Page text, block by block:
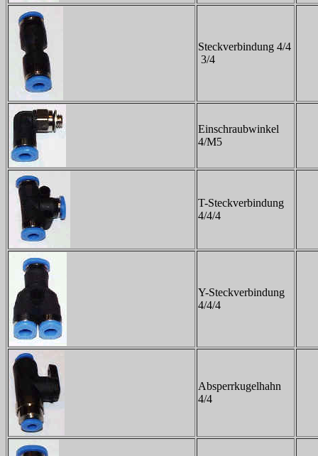
Steckverbindung 4/4
3/4
Einschraubwinkel
4/M5
T-Steckverbindung
4/4/4
Y-Steckverbindung
4/4/4
Absperrkugelhahn
4/4